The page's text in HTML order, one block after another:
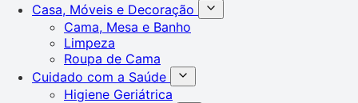
Casa, Móveis e Decoração
Cama, Mesa e Banho
Limpeza
Roupa de Cama
Cuidado com a Saúde
Higiene Geriátrica